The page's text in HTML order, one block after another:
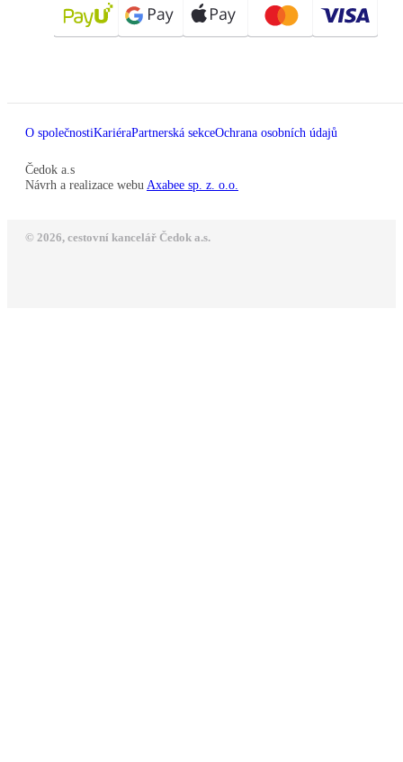
O společnostiKariéraPartnerská sekceOchrana osobních údajů
Čedok a.s
Návrh a realizace webu Axabee sp. z. o.o.
© 2026, cestovní kancelář Čedok a.s.